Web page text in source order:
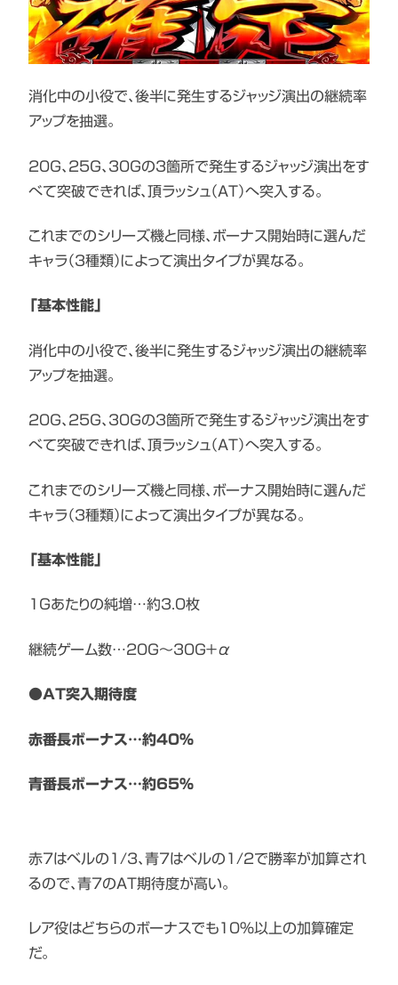
消化中の小役で、後半に発生するジャッジ演出の継続率
アップを抽選。
20G、25G、30Gの3箇所で発生するジャッジ演出をす
べて突破できれば、頂ラッシュ（AT）へ突入する。
これまでのシリーズ機と同様、ボーナス開始時に選んだ
キャラ（3種類）によって演出タイプが異なる。
「基本性能」
消化中の小役で、後半に発生するジャッジ演出の継続率
アップを抽選。
20G、25G、30Gの3箇所で発生するジャッジ演出をす
べて突破できれば、頂ラッシュ（AT）へ突入する。
これまでのシリーズ機と同様、ボーナス開始時に選んだ
キャラ（3種類）によって演出タイプが異なる。
「基本性能」
1Gあたりの純増…約3.0枚
継続ゲーム数…20G〜30G＋α
●AT突入期待度
赤番長ボーナス…約40%
青番長ボーナス…約65%
赤7はベルの1/3、青7はベルの1/2で勝率が加算され
るので、青7のAT期待度が高い。
レア役はどちらのボーナスでも10%以上の加算確定
だ。